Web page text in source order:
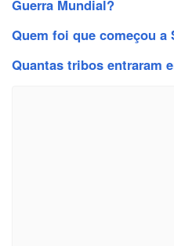
Guerra Mundial?
Quem foi que começou a
Quantas tribos entraram